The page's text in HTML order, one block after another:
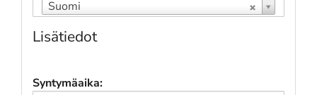
Suomi
Lisätiedot
Syntymäaika: